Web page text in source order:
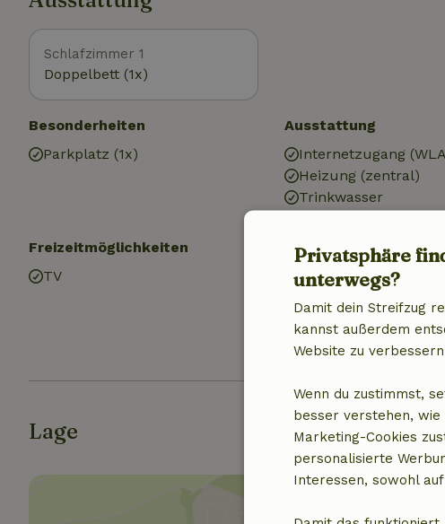
Schlafzimmer 1
Doppelbett (1x)
Besonderheiten
Parkplatz (1x)
Ausstattung
Internetzugang
Heizung (zentral)
Trinkwasser
Freizeitmöglichkeiten
TV
Küche
Küche
Lage
Privatsphäre
unterwegs?
Damit dein Streifzug
kannst außerdem
Website zu
Wenn du zustimmst,
besser verstehen, wie
Marketing-Cookies
personalisierte
Interessen, sowohl